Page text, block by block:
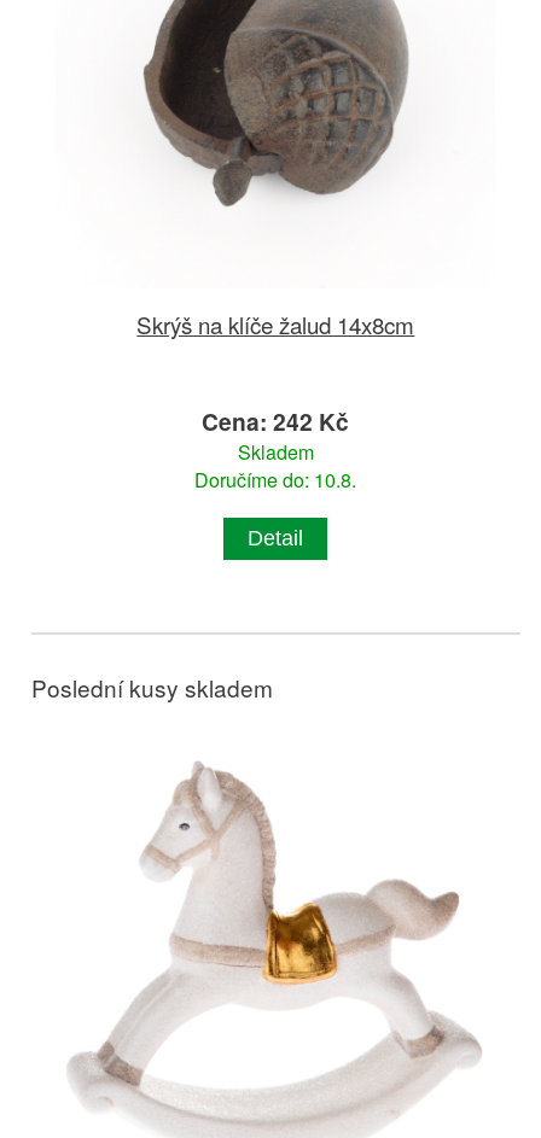
Skrýš na klíče žalud 14x8cm
Cena: 242 Kč
Skladem
Doručíme do: 10.8.
Detail
Poslední kusy skladem